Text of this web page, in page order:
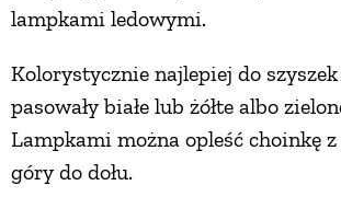
lampkami ledowymi.
Kolorystycznie najlepiej do szyszek
pasowały białe lub żółte albo
Lampkami można opleść choinkę z
góry do dołu.